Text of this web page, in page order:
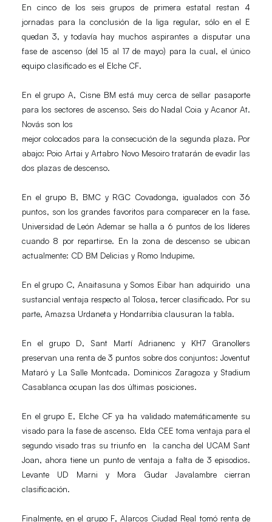
En cinco de los seis grupos de primera estatal restan 4
jornadas para la conclusión de la liga regular, sólo en el E
quedan 3, y todavía hay muchos aspirantes a disputar una
fase de ascenso (del 15 al 17 de mayo) para la cual, el único
equipo clasificado es el Elche CF.
En elgrupo A, Cisne BM está muy cerca de sellar pasaporte
para los sectores de ascenso. Seis do Nadal Coia y Acanor At.
Novás son los
mejor colocados para la consecución de la segunda plaza. Por
abajo: Poio Artai y Artabro Novo Mesoirotratarán de evadir las
dos plazas de descenso.
En el grupo B, BMC y RGC Covadonga, igualados con 36
puntos, son los grandes favoritos para comparecer en la fase.
Universidad de León Ademar se halla a 6 puntos de los líderes
cuando 8 por repartirse. En la zona de descenso se ubican
actualmente: CD BM Delicias y Romo Indupime.
En elgrupo C, Anaitasuna y Somos Eibar han adquirido una
sustancial ventaja respecto al Tolosa, tercer clasificado. Por su
parte, Amazsa Urdaneta y Hondarribia clausuran la tabla.
En el grupo D, Sant Martí Adrianenc y KH7 Granollers
preservan una renta de 3 puntos sobre dos conjuntos: Joventut
Mataró y La Salle Montcada. Dominicos Zaragoza y Stadium
Casablanca ocupan las dos últimas posiciones.
En elgrupo E, Elche CFya ha validado matemáticamente su
visado para la fase de ascenso. Elda CEE toma ventaja para el
segundo visado tras su triunfo en la cancha del UCAM Sant
Joan, ahora tiene un punto de ventaja a falta de 3 episodios.
Levante UD Marni y Mora Gudar Javalambre cierran
clasificación.
Finalmente, en el grupo F, Alarcos Ciudad Real tomó renta de